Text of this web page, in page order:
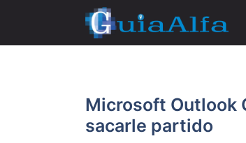
contenido
Microsoft Outlook
sacarle partido